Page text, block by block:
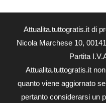
Attualita.tuttogratis.it di
Nicola Marchese 10,
Partita
Attualita.tuttogratis.it
quanto viene aggiornato
pertanto considerarsi un